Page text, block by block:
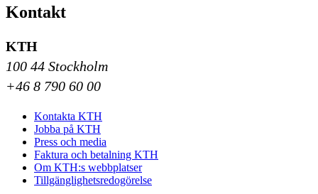
Kontakt
KTH
100 44 Stockholm
+46 8 790 60 00
Kontakta KTH
Jobba på KTH
Press och media
Faktura och betalning KTH
Om KTH:s webbplatser
Tillgänglighetsredogörelse